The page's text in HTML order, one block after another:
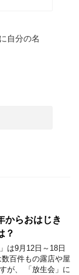
自分の名
からおはじき
？
は9月12日～18日
百件もの露店や屋
が、 「放生会」に